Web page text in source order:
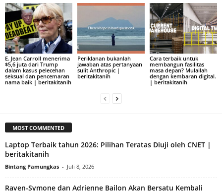
E. Jean Carroll menerima
$5,6 juta dari Trump
dalam kasus pelecehan
seksual dan pencemaran
nama baik | beritakitanih
Periklanan bukanlah
jawaban atas pertanyaan
sulit Anthropic |
beritakitanih
Cara terbaik untuk
membangun fasilitas
masa depan? Mulailah
dengan kembaran digital.
| beritakitanih
MOST COMMENTED
Laptop Terbaik tahun 2026: Pilihan Teratas Diuji oleh CNET |
beritakitanih
Bintang Pamungkas - Juli 8, 2026
Raven-Symone dan Adrienne Bailon Akan Bersatu Kembali